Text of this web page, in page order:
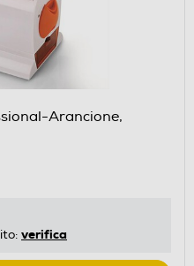
Arancione,
verifica